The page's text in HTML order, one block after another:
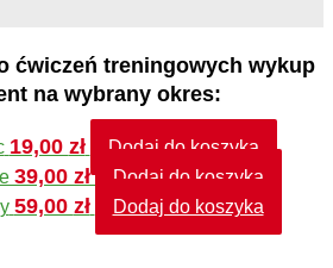
ćwiczeń treningowych wykup
na wybrany okres:
19,00 zł Dodaj do koszyka
39,00 zł Dodaj do koszyka
59,00 zł Dodaj do koszyka